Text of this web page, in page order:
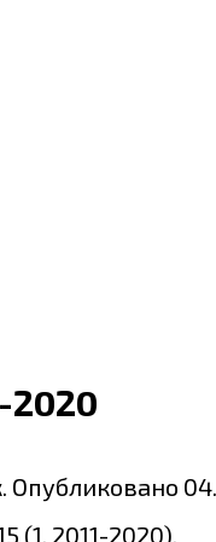
2020
Опубликовано
(1, 2011-2020).